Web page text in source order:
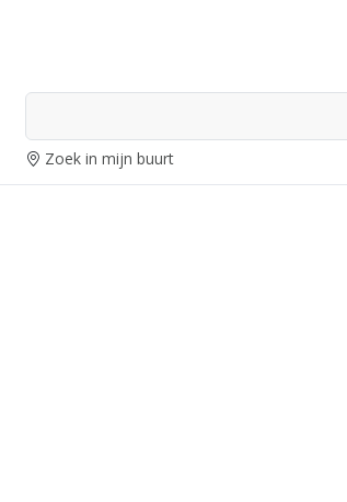
Zoek in mijn buurt